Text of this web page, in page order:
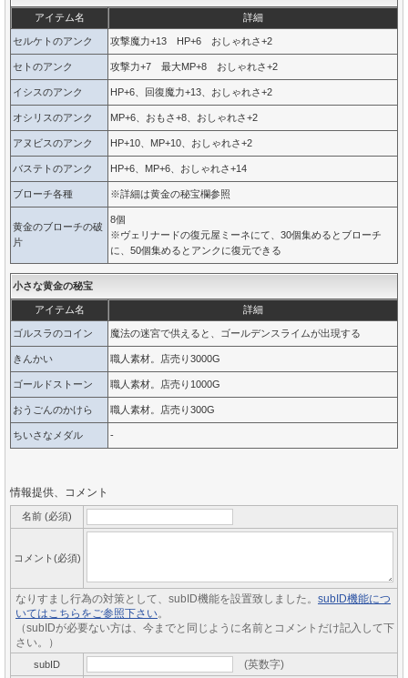
アイテム名 詳細
セルケトのアンク 攻撃魔力+13 HP+6 おしゃれさ+2
セトのアンク 攻撃力+7 最大MP+8 おしゃれさ+2
イシスのアンク HP+6、回復魔力+13、おしゃれさ+2
オシリスのアンク MP+6、おもさ+8、おしゃれさ+2
アヌビスのアンク HP+10、MP+10、おしゃれさ+2
バステトのアンク HP+6、MP+6、おしゃれさ+14
ブローチ各種 ※詳細は黄金の秘宝欄参照
黄金のブローチの破
片
8個
※ヴェリナードの復元屋ミーネにて、30個集めるとブローチ
に、50個集めるとアンクに復元できる
小さな黄金の秘宝
アイテム名 詳細
ゴルスラのコイン 魔法の迷宮で供えると、ゴールデンスライムが出現する
きんかい 職人素材。店売り3000G
ゴールドストーン 職人素材。店売り1000G
おうごんのかけら 職人素材。店売り300G
ちいさなメダル -
情報提供、コメント
名前 (必須)
コメント(必須)
なりすまし行為の対策として、subID機能を設置致しました。 subID機能につ
いてはこちらをご参照下さい。
（subIDが必要ない方は、今までと同じように名前とコメントだけ記入して下
さい。）
subID (英数字)